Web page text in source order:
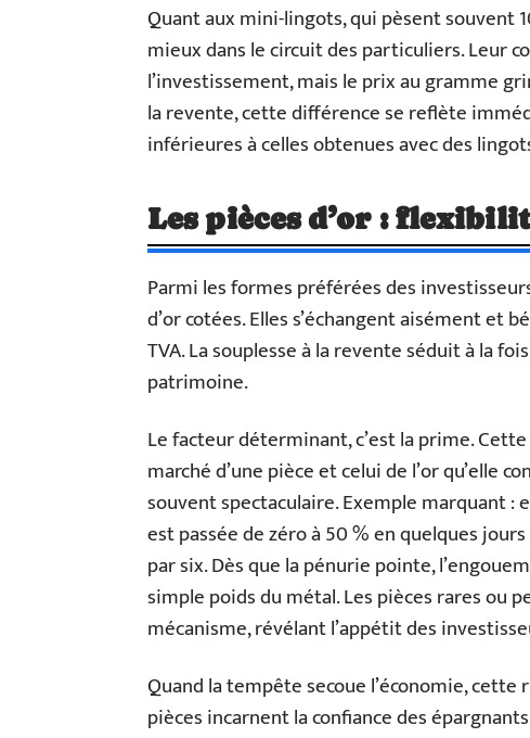
Quant aux mini-lingots, qui pèsent souvent
mieux dans le circuit des particuliers. Leur
l’investissement, mais le prix au gramme
la revente, cette différence se reflète
inférieures à celles obtenues avec des
Les pièces d’or :
Parmi les formes préférées des
d’or cotées. Elles s’échangent aisément et
TVA. La souplesse à la revente séduit à la
patrimoine.
Le facteur déterminant, c’est la prime.
marché d’une pièce et celui de l’or qu’elle
souvent spectaculaire. Exemple marquant :
est passée de zéro à 50 % en quelques
par six. Dès que la pénurie pointe,
simple poids du métal. Les pièces rares ou
mécanisme, révélant l’appétit des
Quand la tempête secoue l’économie,
pièces incarnent la confiance des